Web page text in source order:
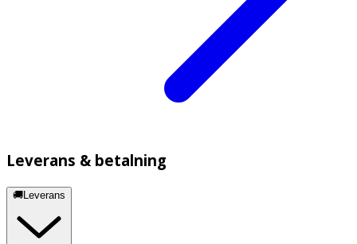
Leverans & betalning
🚚Leverans